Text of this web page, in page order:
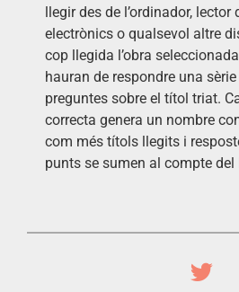
llegir des de l’ordinador, lector
electrònics o qualsevol altre
cop llegida l’obra
hauran de respondre una sèrie
preguntes sobre el títol triat.
correcta genera un nombre
com més títols llegits i
punts se sumen al compte del